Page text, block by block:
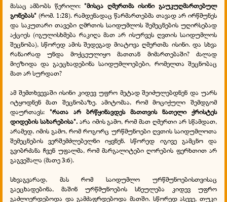
მასაც ამბობს წერილი: "მისცა ღმერთმა ისინი გაუკუღმართებულ
გონებას" (რომ. 1:28). რამდენადაც წარმართებმა თავად არ ირწმუნეს
და საკუთარი თავები ღმრთის საიდუმლოს შემეცნების უღირსებად
აქციეს (იგულისხმება რაკიღა მათ არ ისურვეს ღვთის საიდუმლოს
შეცნობა), სწორედ ამის შედეგად მიატოვა ღმერთმა ისინი. და სხვა
რანაირად უნდა მოქცეულიყო მათთან მიმართებაში? ძალად
მიეზიდა და გაეცხადებინა საიდუმლოებები, რომელთა შეცნობაც
მათ არ სურდათ?
ამ შემთხვევაში ისინი კიდევ უფრო მეტად შეიძულებდნენ და უარს
იტყოდნენ მათ შეცნობაზე. ამიტომაა, რომ მოციქული შემდგომ
დაურთავს: "რათა არ ბრწყინავდეს მათთვის ნათელი ქრისტეს
დიდების სახარებისა".არა იმის გამო, რომ მათ ღმერთი არ სწამდათ,
არამედ, იმის გამო, რომ როგორც ურწმუნოები ღვთის საიდუმლოთა
შემეცნების ვერშემძლებელნი იყვნენ. სწორედ იგივე გამცნო და
გვიბრძანა ჩვენ უფალმა, რომ მარგალიტები ღორების ფერხთით არ
გაგვეშალა (მათე 3:6).
სხვაგვარად, მას რომ საიდუმლო ურწმუნოებისთვისაც
გაეცხადებინა, მაშინ ურწმუნოების სნეულება კიდევ უფრო
გაძლიერდებოდა და გამძაფრდებოდა მათში. სწორედ ასევე, თუკი